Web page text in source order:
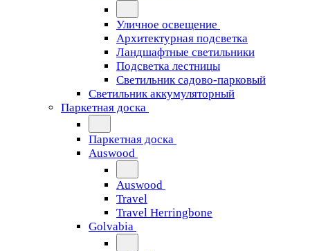
Уличное освещение
Архитектурная подсветка
Ландшафтные светильники
Подсветка лестницы
Светильник садово-парковый
Светильник аккумуляторный
Паркетная доска
Паркетная доска
Auswood
Auswood
Travel
Travel Herringbone
Golvabia